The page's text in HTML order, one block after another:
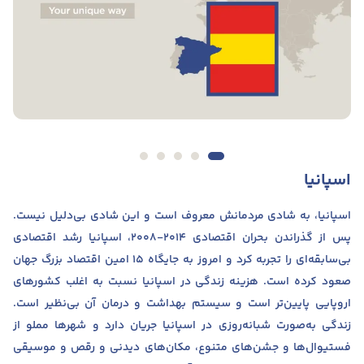
اسپانیا
اسپانیا، به شادی مردمانش معروف است و این شادی بی‌دلیل نیست.
پس از گذراندن بحران اقتصادی ۲۰۱۴-۲۰۰۸، اسپانیا رشد اقتصادی
بی‌سابقه‌ای را تجربه کرد و امروز به جایگاه ۱۵ امین اقتصاد بزرگ جهان
صعود کرده است. هزینه زندگی در اسپانیا نسبت به اغلب کشورهای
اروپایی پایین‌تر است و سیستم بهداشت و درمان آن بی‌نظیر است.
زندگی به‌صورت شبانه‌روزی در اسپانیا جریان دارد و شهرها مملو از
فستیوال‌ها و جشن‌های متنوع، مکان‌های دیدنی و رقص و موسیقی